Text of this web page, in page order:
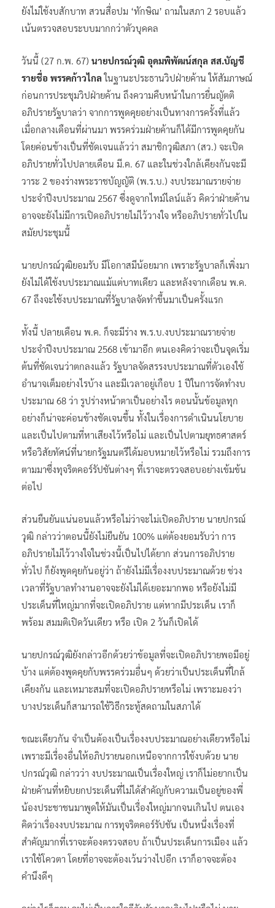
ยังไม่ใช้งบสักบาท สวนสื่อปม ‘ทักษิณ’ ถามในสภา 2 รอบแล้ว
เน้นตรวจสอบระบบมากกว่าตัวบุคคล
วันนี้ (27 ก.พ. 67) นายปกรณ์วุฒิ อุดมพิพัฒน์สกุล สส.บัญชี
รายชื่อ พรรคก้าวไกล ในฐานะประธานวิปฝ่ายค้าน ให้สัมภาษณ์
ก่อนการประชุมวิปฝ่ายค้าน ถึงความคืบหน้าในการยื่นญัตติ
อภิปรายรัฐบาลว่า จากการพูดคุยอย่างเป็นทางการครั้งที่แล้ว
เมื่อกลางเดือนที่ผ่านมา พรรคร่วมฝ่ายค้านก็ได้มีการพูดคุยกัน
โดยค่อนข้างเป็นที่ชัดเจนแล้วว่า สมาชิกวุฒิสภา (สว.) จะเปิด
อภิปรายทั่วไปปลายเดือน มี.ค. 67 และในช่วงใกล้เคียงกันจะมี
วาระ 2 ของร่างพระราชบัญญัติ (พ.ร.บ.) งบประมาณรายจ่าย
ประจำปีงบประมาณ 2567 ซึ่งดูจากไทม์ไลน์แล้ว คิดว่าฝ่ายค้าน
อาจจะยังไม่มีการเปิดอภิปรายไม่ไว้วางใจ หรืออภิปรายทั่วไปใน
สมัยประชุมนี้
นายปกรณ์วุฒิยอมรับ มีโอกาสมีน้อยมาก เพราะรัฐบาลก็เพิ่งมา
ยังไม่ได้ใช้งบประมาณแม้แต่บาทเดียว และหลังจากเดือน พ.ค.
67 ถึงจะใช้งบประมาณที่รัฐบาลจัดทำขึ้นมาเป็นครั้งแรก
ทั้งนี้ ปลายเดือน พ.ค. ก็จะมีร่าง พ.ร.บ.งบประมาณรายจ่าย
ประจำปีงบประมาณ 2568 เข้ามาอีก ตนเองคิดว่าจะเป็นจุดเริ่ม
ต้นที่ชัดเจนว่าตกลงแล้ว รัฐบาลจัดสรรงบประมาณที่ตัวเองใช้
อำนาจเต็มอย่างไรบ้าง และมีเวลาอยู่เกือบ 1 ปีในการจัดทำงบ
ประมาณ 68 ว่า รูปร่างหน้าตาเป็นอย่างไร ตอนนั้นข้อมูลทุก
อย่างก็น่าจะค่อนข้างชัดเจนขึ้น ทั้งในเรื่องการดำเนินนโยบาย
และเป็นไปตามที่หาเสียงไว้หรือไม่ และเป็นไปตามยุทธศาสตร์
หรือวิสัยทัศน์ที่นายกรัฐมนตรีได้มอบหมายไว้หรือไม่ รวมถึงการ
ตามมาซึ่งทุจริตคอร์รัปชันต่างๆ ที่เราจะตรวจสอบอย่างเข้มข้น
ต่อไป
ส่วนยืนยันแน่นอนแล้วหรือไม่ว่าจะไม่เปิดอภิปราย นายปกรณ์
วุฒิ กล่าวว่าตอนนี้ยังไม่ยืนยัน 100% แต่ต้องยอมรับว่า การ
อภิปรายไม่ไว้วางใจในช่วงนี้เป็นไปได้ยาก ส่วนการอภิปราย
ทั่วไป ก็ยังพูดคุยกันอยู่ว่า ถ้ายังไม่มีเรื่องงบประมาณด้วย ช่วง
เวลาที่รัฐบาลทำงานอาจจะยังไม่ได้เยอะมากพอ หรือยังไม่มี
ประเด็นที่ใหญ่มากที่จะเปิดอภิปราย แต่หากมีประเด็น เราก็
พร้อม สมมติเปิดวันเดียว หรือ เปิด 2 วันก็เปิดได้
นายปกรณ์วุฒิยังกล่าวอีกด้วยว่าข้อมูลที่จะเปิดอภิปรายพอมีอยู่
บ้าง แต่ต้องพูดคุยกับพรรคร่วมอื่นๆ ด้วยว่าเป็นประเด็นที่ใกล้
เคียงกัน และเหมาะสมที่จะเปิดอภิปรายหรือไม่ เพราะมองว่า
บางประเด็นก็สามารถใช้วิธีกระทู้สดถามในสภาได้
ขณะเดียวกัน จำเป็นต้องเป็นเรื่องงบประมาณอย่างเดียวหรือไม่
เพราะมีเรื่องอื่นให้อภิปรายนอกเหนือจากการใช้งบด้วย นาย
ปกรณ์วุฒิ กล่าวว่า งบประมาณเป็นเรื่องใหญ่ เราก็ไม่อยากเป็น
ฝ่ายค้านที่หยิบยกประเด็นที่ไม่ได้สำคัญกับความเป็นอยู่ของพี่
น้องประชาชนมาพูดให้มันเป็นเรื่องใหญ่มากจนเกินไป ตนเอง
คิดว่าเรื่องงบประมาณ การทุจริตคอร์รัปชัน เป็นหนึ่งเรื่องที่
สำคัญมากที่เราจะต้องตรวจสอบ ถ้าเป็นประเด็นการเมือง แล้ว
เราใช้โควตา โดยที่อาจจะต้องเว้นว่างไปอีก เราก็อาจจะต้อง
คำนึงดีๆ